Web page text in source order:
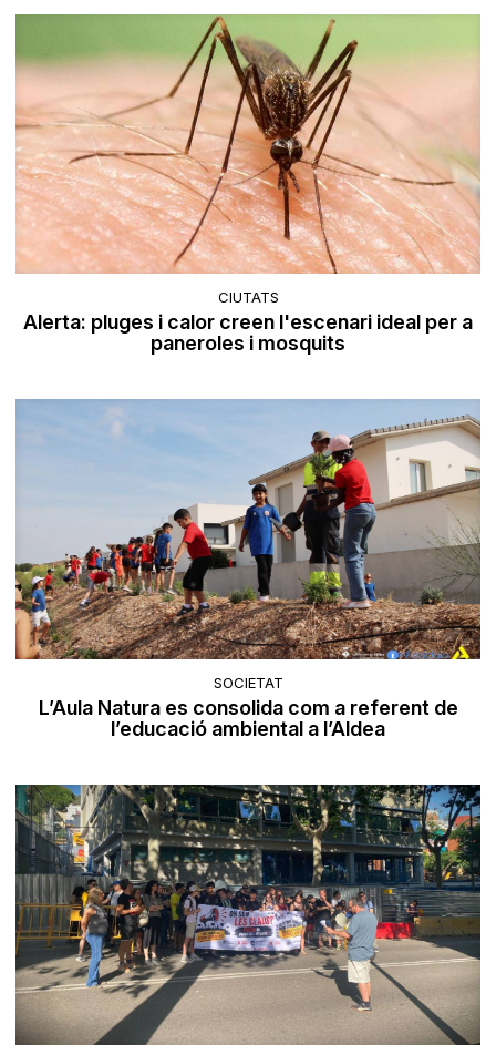
CIUTATS
Alerta: pluges i calor creen l'escenari ideal per a
paneroles i mosquits
SOCIETAT
L’Aula Natura es consolida com a referent de
l’educació ambiental a l’Aldea